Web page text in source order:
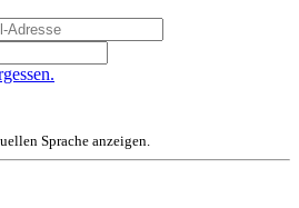
Sprache anzeigen.